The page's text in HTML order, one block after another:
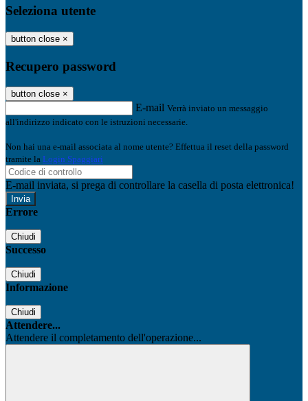
Seleziona utente
button close ×
Recupero password
button close ×
E-mail Verrà inviato un messaggio
all'indirizzo indicato con le istruzioni necessarie.
Non hai una e-mail associata al nome utente? Effettua il reset della password
tramite la Login Spaggiari
E-mail inviata, si prega di controllare la casella di posta elettronica!
Errore
Chiudi
Successo
Chiudi
Informazione
Chiudi
Attendere...
Attendere il completamento dell'operazione...